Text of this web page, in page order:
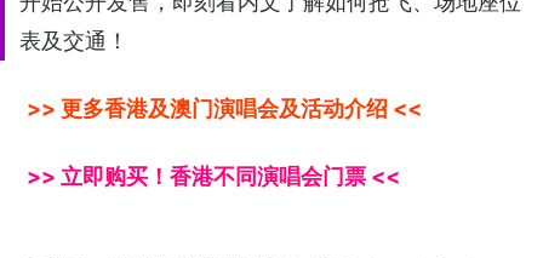
表及交通！
>> 更多香港及澳门演唱会及活动介绍 <<
>> 立即购买！香港不同演唱会门票 <<